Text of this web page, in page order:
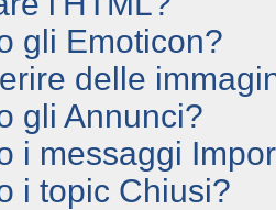
gli Emoticon?
delle
gli Annunci?
i messaggi
i topic Chiusi?